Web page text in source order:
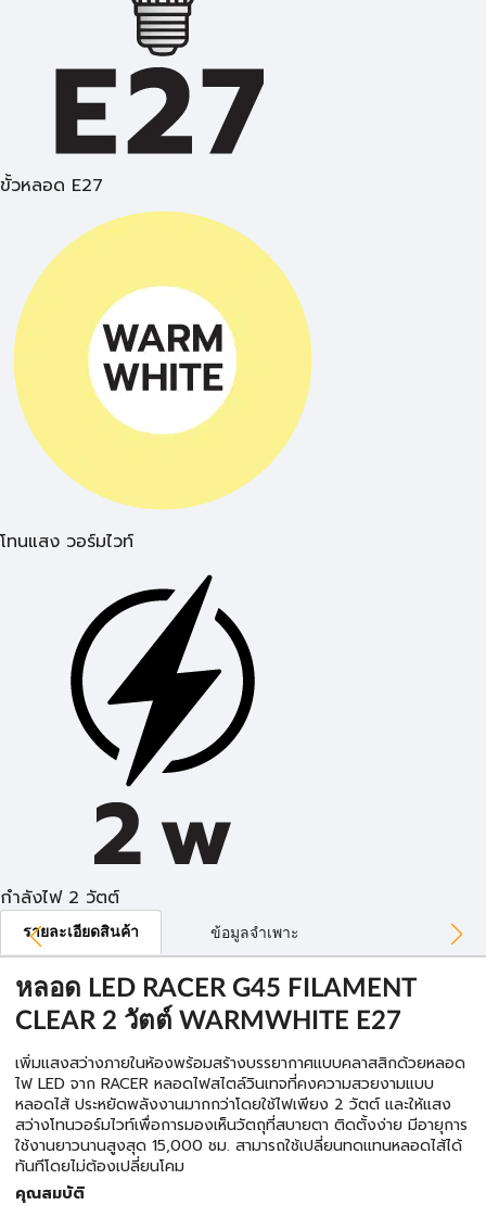
ขั้วหลอด E27
โทนแสง วอร์มไวท์
กำลังไฟ 2 วัตต์
รายละเอียดสินค้า ข้อมูลจำเพาะ
หลอด LED RACER G45 FILAMENT
CLEAR 2 วัตต์ WARMWHITE E27
เพิ่มแสงสว่างภายในห้องพร้อมสร้างบรรยากาศแบบคลาสสิกด้วยหลอด
ไฟ LED จาก RACER หลอดไฟสไตล์วินเทจที่คงความสวยงามแบบ
หลอดไส้ ประหยัดพลังงานมากกว่าโดยใช้ไฟเพียง 2 วัตต์ และให้แสง
สว่างโทนวอร์มไวท์เพื่อการมองเห็นวัตถุที่สบายตา ติดตั้งง่าย มีอายุการ
ใช้งานยาวนานสูงสุด 15,000 ชม. สามารถใช้เปลี่ยนทดแทนหลอดไส้ได้
ทันทีโดยไม่ต้องเปลี่ยนโคม
คุณสมบัติ